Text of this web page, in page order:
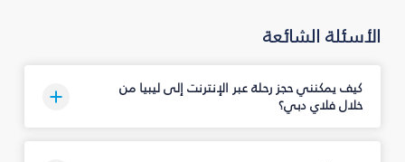
الأسئلة الشائعة
كيف يمكنني حجز رحلة عبر الإنترنت إلى ليبيا من
خلال فلاي دبي؟